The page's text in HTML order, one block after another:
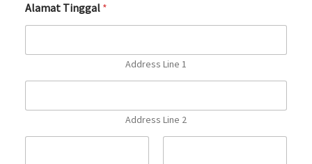
Alamat Tinggal *
Address Line 1
Address Line 2